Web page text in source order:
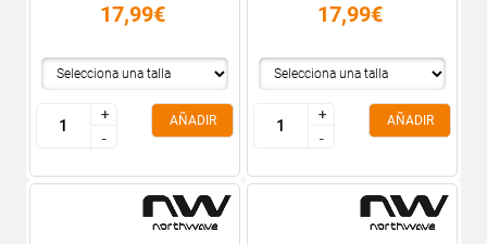
17,99€
+
-
+
-
AÑADIR
17,99€
+
-
+
-
AÑADIR